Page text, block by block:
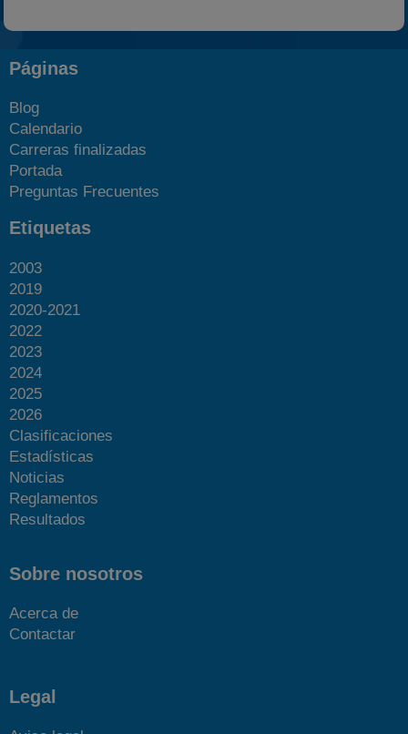
Más fotos
Páginas
Blog
Calendario
Carreras finalizadas
Portada
Preguntas Frecuentes
Etiquetas
2003
2019
2020-2021
2022
2023
2024
2025
2026
Clasificaciones
Estadísticas
Noticias
Reglamentos
Resultados
Sobre nosotros
Acerca de
Contactar
Legal